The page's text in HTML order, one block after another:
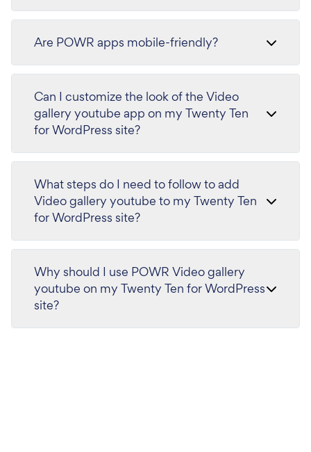
Are POWR apps mobile-friendly?
Can I customize the look of the Video
gallery youtube app on my Twenty Ten
for WordPress site?
What steps do I need to follow to add
Video gallery youtube to my Twenty Ten
for WordPress site?
Why should I use POWR Video gallery
youtube on my Twenty Ten for WordPress
site?